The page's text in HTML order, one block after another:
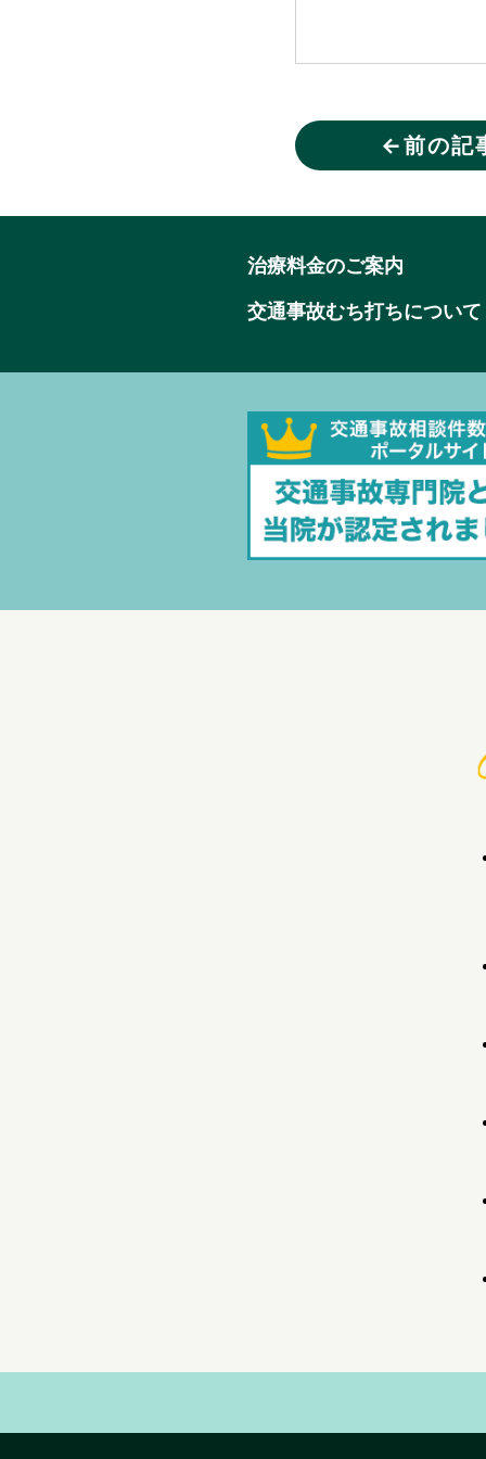
←前の記
治療料金のご案内
交通事故むち打ちについて